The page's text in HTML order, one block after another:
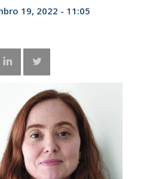
19, 2022 - 11:05